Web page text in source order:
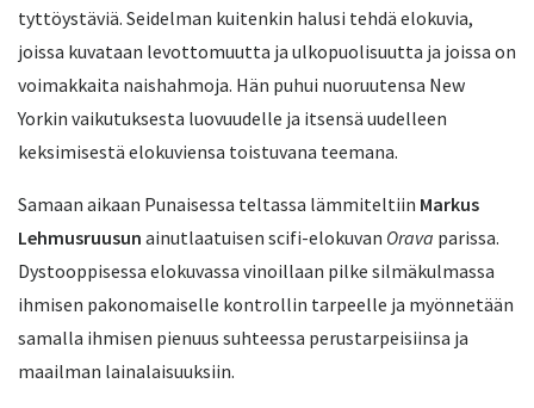
tyttöystäviä. Seidelman kuitenkin halusi tehdä elokuvia,
joissa kuvataan levottomuutta ja ulkopuolisuutta ja joissa on
voimakkaita naishahmoja. Hän puhui nuoruutensa New
Yorkin vaikutuksesta luovuudelle ja itsensä uudelleen
keksimisestä elokuviensa toistuvana teemana.
Samaan aikaan Punaisessa teltassa lämmiteltiin Markus
Lehmusruusun ainutlaatuisen scifi-elokuvan Orava parissa.
Dystooppisessa elokuvassa vinoillaan pilke silmäkulmassa
ihmisen pakonomaiselle kontrollin tarpeelle ja myönnetään
samalla ihmisen pienuus suhteessa perustarpeisiinsa ja
maailman lainalaisuuksiin.